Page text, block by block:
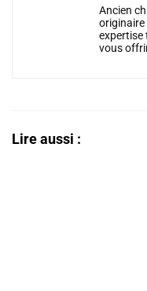
Ancien
originaire
expertise
vous
Lire aussi :